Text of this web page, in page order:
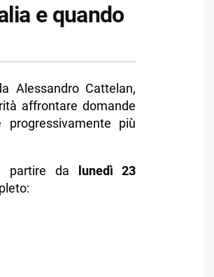
e quando
Alessandro Cattelan,
affrontare domande
più
partire da
lunedì 23